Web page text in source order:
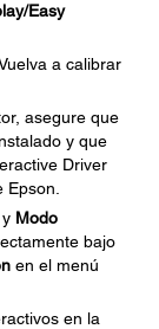
Easy
a calibrar
asegure que
y que
Driver
y Modo
bajo
en el menú
en la